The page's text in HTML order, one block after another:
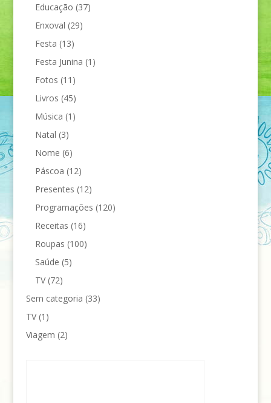
Educação (37)
Enxoval (29)
Festa (13)
Festa Junina (1)
Fotos (11)
Livros (45)
Música (1)
Natal (3)
Nome (6)
Páscoa (12)
Presentes (12)
Programações (120)
Receitas (16)
Roupas (100)
Saúde (5)
TV(72)
Sem categoria (33)
TV(1)
Viagem (2)